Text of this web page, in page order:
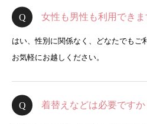
女性も男性も利用できま
はい、性別に関係なく、どなたでもご
お気軽にお越しください。
着替えなどは必要ですか